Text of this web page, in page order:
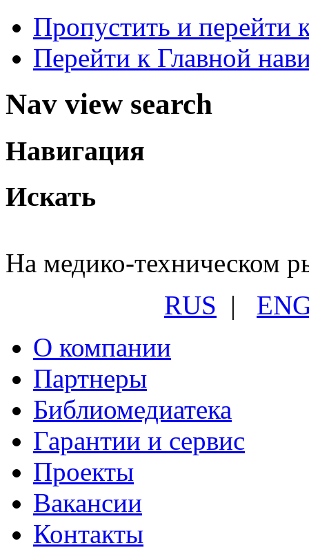
Пропустить и перейти
Перейти к Главной
Nav view search
Навигация
Искать
На медико-техническом
RUS |
О компании
Партнеры
Библиомедиатека
Гарантии и сервис
Проекты
Вакансии
Контакты